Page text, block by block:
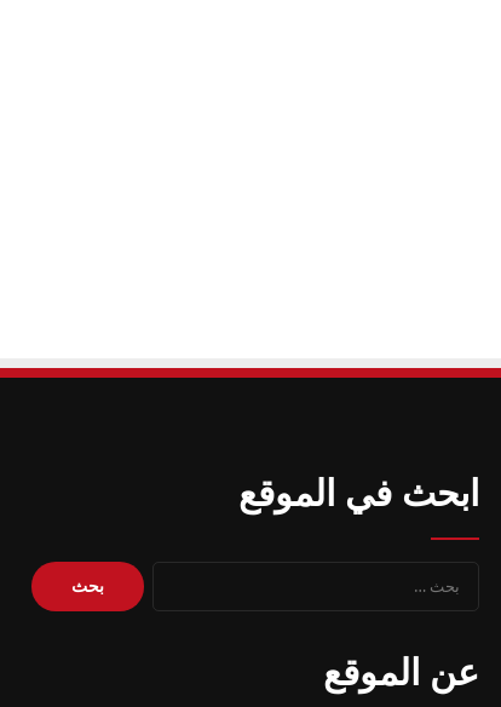
ابحث في الموقع
البحث
عن:
عن الموقع